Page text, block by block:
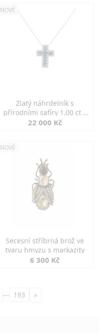
NOVÉ
Zlatý náhrdelník s
přírodními safíry 1,00 ct a
diamanty
22 000 Kč
NOVÉ
Secesní stříbrná brož ve
tvaru hmyzu s markazity
6 300 Kč
… 193 »